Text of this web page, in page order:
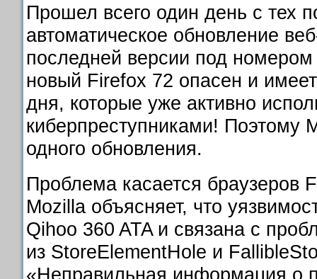
Прошел всего один день с тех
автоматическое обновление
последней версии под
новый Firefox 72 опасен и
дня, которые уже активно
киберпреступниками! Поэтому
одного обновления.
Проблема касается браузеров
Mozilla объясняет, что
Qihoo 360 ATA и связана с
из StoreElementHole и